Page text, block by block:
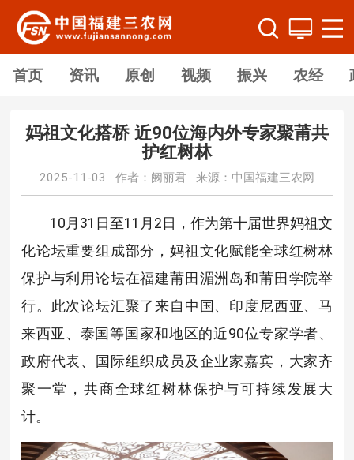
首页 资讯 原创 视频 振兴 农经
妈祖文化搭桥 近90位海内外专家聚莆共
护红树林
2025-11-03 作者：阙丽君 来源：中国福建三农网
10月31日至11月2日，作为第十届世界妈祖文
化论坛重要组成部分，妈祖文化赋能全球红树林
保护与利用论坛在福建莆田湄洲岛和莆田学院举
行。此次论坛汇聚了来自中国、印度尼西亚、马
来西亚、泰国等国家和地区的近90位专家学者、
政府代表、国际组织成员及企业家嘉宾，大家齐
聚一堂，共商全球红树林保护与可持续发展大
计。